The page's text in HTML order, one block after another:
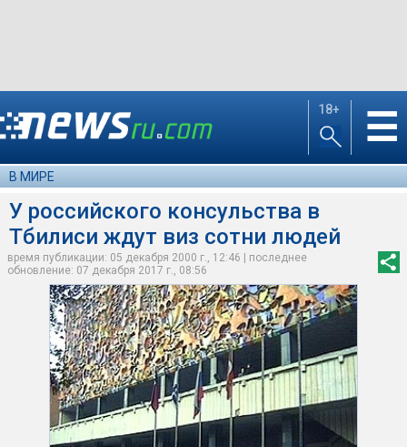
18+ ☰
В МИРЕ
У российского консульства в
Тбилиси ждут виз сотни людей
время публикации: 05 декабря 2000 г., 12:46 | последнее
обновление: 07 декабря 2017 г., 08:56